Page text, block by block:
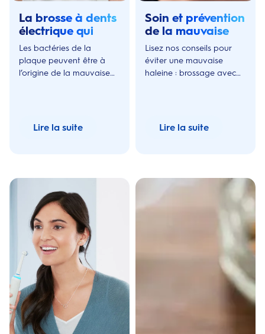
La brosse à dents
électrique qui
vous aide à
obtenir une
haleine fraîche.
Les bactéries de la
plaque peuvent être à
l’origine de la mauvaise
plaque.Lire la suite
Soin et prévention
de la mauvaise
haleine
Lisez nos conseils pour
éviter une mauvaise
haleine : brossage avec
fil dentaire.
Lire la suite